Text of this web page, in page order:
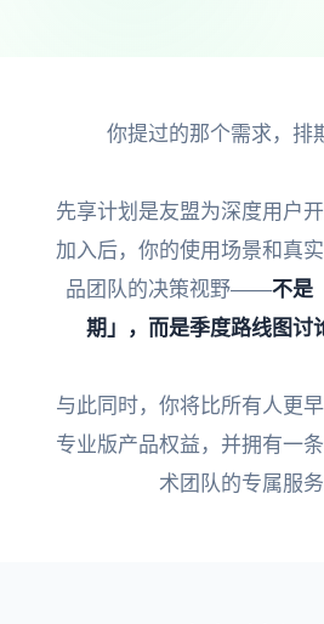
你提过的那个需求，排
先享计划是友盟为深度用户
加入后，你的使用场景和真
品团队的决策视野——不是
期」，而是季度路线图讨
与此同时，你将比所有人更
专业版产品权益，并拥有一
术团队的专属服务